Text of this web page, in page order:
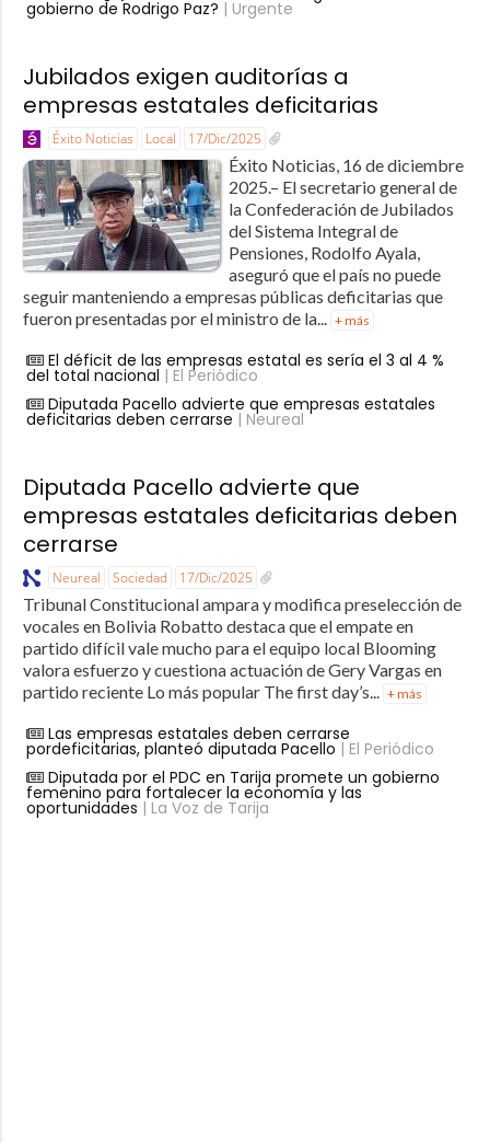
gobierno de Rodrigo Paz? | Urgente
Jubilados exigen auditorías a
empresas estatales deficitarias
Éxito Noticias Local 17/Dic/2025
Éxito Noticias, 16 de diciembre
2025.– El secretario general de
la Confederación de Jubilados
del Sistema Integral de
Pensiones, Rodolfo Ayala,
aseguró que el país no puede
seguir manteniendo a empresas públicas deficitarias que
fueron presentadas por el ministro de la... + más
El déficit de las empresas estatal es sería el 3 al 4 %
del total nacional | El Periódico
Diputada Pacello advierte que empresas estatales
deficitarias deben cerrarse | Neureal
Diputada Pacello advierte que
empresas estatales deficitarias deben
cerrarse
Neureal Sociedad 17/Dic/2025
Tribunal Constitucional ampara y modifica preselección de
vocales en Bolivia Robatto destaca que el empate en
partido difícil vale mucho para el equipo local Blooming
valora esfuerzo y cuestiona actuación de Gery Vargas en
partido reciente Lo más popular The first day’s... + más
Las empresas estatales deben cerrarse
pordeficitarias, planteó diputada Pacello | El Periódico
Diputada por el PDC en Tarija promete un gobierno
femenino para fortalecer la economía y las
oportunidades | La Voz de Tarija